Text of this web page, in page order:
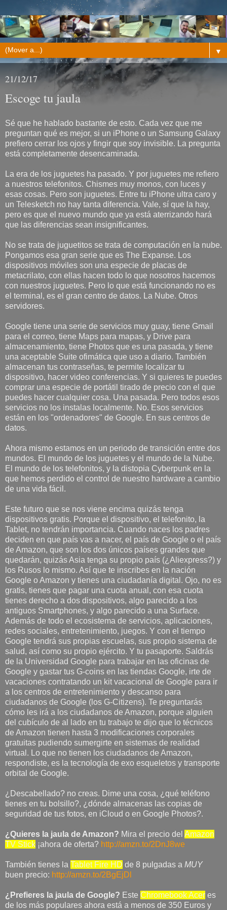
▼
21/12/17
Escoge tu jaula
Sé que he hablado bastante de esto. Cada vez que me
preguntan qué es mejor, si un iPhone o un Samsung Galaxy
prefiero cerrar los ojos y fingir que soy invisible. La pregunta
está completamente desencaminada.
La era de los juguetes ha pasado. Y por juguetes me refiero
a nuestros telefonitos. Chismes muy monos, con luces y
esas cosas. Pero son juguetes. Entre tu iPhone ultra caro y
un Telesketch no hay tanta diferencia. Vale, sí que la hay,
pero es que el nuevo mundo que ya está aterrizando hará
que las diferencias sean insignificantes.
No se trata de juguetitos se trata de computación en la nube.
Pongamos esa gran serie que es The Expanse. Los
dispositivos móviles son una especie de placas de
metacrilato, con ellas hacen todo lo que nosotros hacemos
con nuestros juguetes. Pero lo que está funcionando no es
el terminal, es el gran centro de datos. La Nube. Otros
servidores.
Google tiene una serie de servicios muy guay, tiene Gmail
para el correo, tiene Maps para mapas, y Drive para
almacenamiento, tiene Photos que es una pasada, y tiene
una aceptable Suite ofimática que uso a diario. También
almacenan tus contraseñas, te permite localizar tu
dispositivo, hacer video conferencias. Y si quieres te puedes
comprar una especie de portátil tirado de precio con el que
puedes hacer cualquier cosa. Una pasada. Pero todos esos
servicios no los instalas localmente. No. Esos servicios
están en los "ordenadores" de Google. En sus centros de
datos.
Ahora mismo estamos en un periodo de transición entre dos
mundos. El mundo de los juguetes y el mundo de la Nube.
El mundo de los telefonitos, y la distopia Cyberpunk en la
que hemos perdido el control de nuestro hardware a cambio
de una vida fácil.
Este futuro que se nos viene encima quizás tenga
dispositivos gratis. Porque el dispositivo, el telefonito, la
Tablet, no tendrán importancia. Cuando naces los padres
deciden en que país vas a nacer, el país de Google o el país
de Amazon, que son los dos únicos países grandes que
quedarán, quizás Asia tenga su propio país (¿Aliexpress?) y
los Rusos lo mismo. Así que te inscribes en la nación
Google o Amazon y tienes una ciudadanía digital. Ojo, no es
gratis, tienes que pagar una cuota anual, con esa cuota
tienes derecho a dos dispositivos, algo parecido a los
antiguos Smartphones, y algo parecido a una Surface.
Además de todo el ecosistema de servicios, aplicaciones,
redes sociales, entretenimiento, juegos. Y con el tiempo
Google tendrá sus propias escuelas, sus propio sistema de
salud, así como su propio ejército. Y tu pasaporte. Saldrás
de la Universidad Google para trabajar en las oficinas de
Google y gastar tus G-coins en las tiendas Google, irte de
vacaciones contratando un kit vacacional de Google para ir
a los centros de entretenimiento y descanso para
ciudadanos de Google (los G-Citizens). Te preguntarás
cómo les irá a los ciudadanos de Amazon, porque alguien
del cubículo de al lado en tu trabajo te dijo que lo técnicos
de Amazon tienen hasta 3 modificaciones corporales
gratuitas pudiendo sumergirte en sistemas de realidad
virtual. Lo que no tienen los ciudadanos de Amazon,
respondiste, es la tecnología de exo esqueletos y transporte
orbital de Google.
¿Descabellado? no creas. Dime una cosa, ¿qué teléfono
tienes en tu bolsillo?, ¿dónde almacenas las copias de
seguridad de tus fotos, en iCloud o en Google Photos?.
¿Quieres la jaula de Amazon? Mira el precio del Amazon
TV Stick ¡ahora de oferta? http://amzn.to/2DnJ8we
También tienes la Tablet Fire HD de 8 pulgadas a MUY
buen precio: http://amzn.to/2BgEjDl
¿Prefieres la jaula de Google? Este Chromebook Acer es
de los más populares ahora está a menos de 350 Euros y